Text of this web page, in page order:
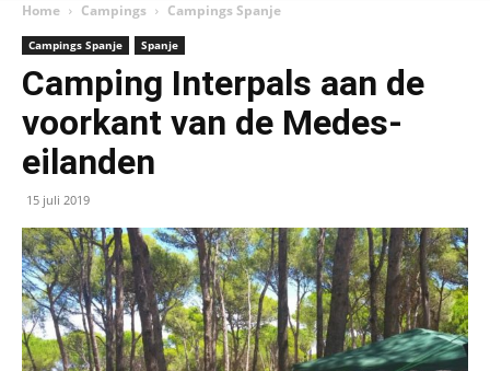
Home Campings Campings Spanje
Campings Spanje Spanje
Camping Interpals aan de
voorkant van de Medes-
eilanden
15 juli 2019